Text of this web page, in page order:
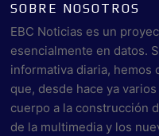
SOBRE NOSOTROS
EBC Noticias es un
esencialmente en datos.
informativa diaria, hemos
que, desde hace ya
cuerpo a la construcción
de la multimedia y los